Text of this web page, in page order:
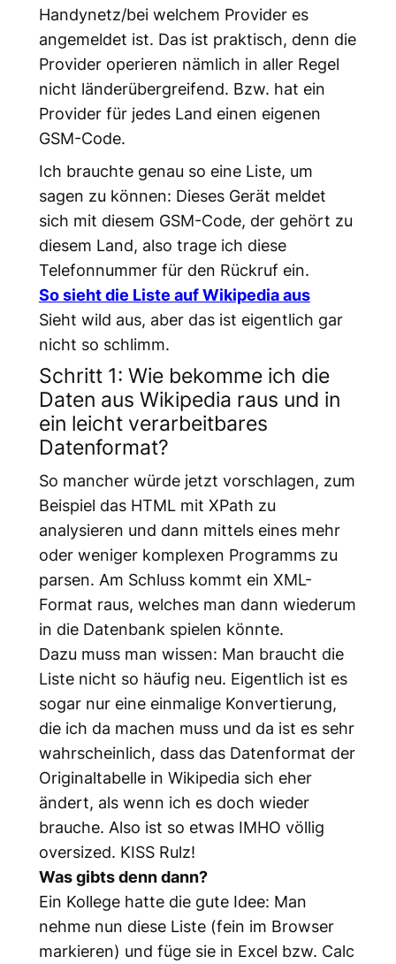
Handynetz/bei welchem Provider es
angemeldet ist. Das ist praktisch, denn die
Provider operieren nämlich in aller Regel
nicht länderübergreifend. Bzw. hat ein
Provider für jedes Land einen eigenen
GSM-Code.
Ich brauchte genau so eine Liste, um
sagen zu können: Dieses Gerät meldet
sich mit diesem GSM-Code, der gehört zu
diesem Land, also trage ich diese
Telefonnummer für den Rückruf ein.
So sieht die Liste auf Wikipedia aus
Sieht wild aus, aber das ist eigentlich gar
nicht so schlimm.
Schritt 1: Wie bekomme ich die
Daten aus Wikipedia raus und in
ein leicht verarbeitbares
Datenformat?
So mancher würde jetzt vorschlagen, zum
Beispiel das HTML mit XPath zu
analysieren und dann mittels eines mehr
oder weniger komplexen Programms zu
parsen. Am Schluss kommt ein XML-
Format raus, welches man dann wiederum
in die Datenbank spielen könnte.
Dazu muss man wissen: Man braucht die
Liste nicht so häufig neu. Eigentlich ist es
sogar nur eine einmalige Konvertierung,
die ich da machen muss und da ist es sehr
wahrscheinlich, dass das Datenformat der
Originaltabelle in Wikipedia sich eher
ändert, als wenn ich es doch wieder
brauche. Also ist so etwas IMHO völlig
oversized. KISS Rulz!
Was gibts denn dann?
Ein Kollege hatte die gute Idee: Man
nehme nun diese Liste (fein im Browser
markieren) und füge sie in Excel bzw. Calc